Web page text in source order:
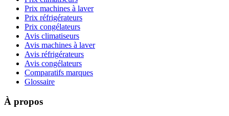
Prix machines à laver
Prix réfrigérateurs
Prix congélateurs
Avis climatiseurs
Avis machines à laver
Avis réfrigérateurs
Avis congélateurs
Comparatifs marques
Glossaire
À propos